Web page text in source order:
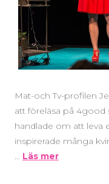
Mat-och Tv-profilen
att föreläsa på 4good
handlade om att leva
inspirerade många
… Läs mer